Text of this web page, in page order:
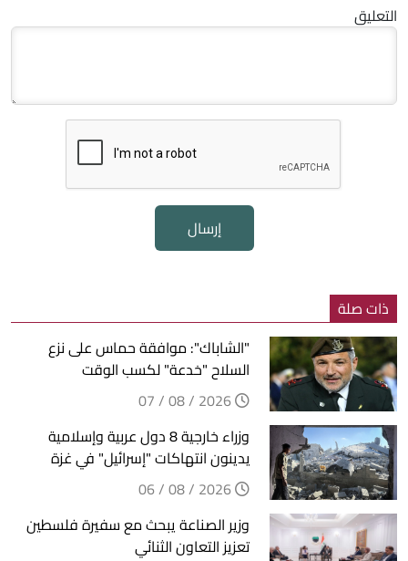
التعليق
إرسال
ذات صلة
"الشاباك": موافقة حماس على نزع
السلاح "خدعة" لكسب الوقت
وزراء خارجية 8 دول عربية وإسلامية
يدينون انتهاكات "إسرائيل" في غزة
وزير الصناعة يبحث مع سفيرة فلسطين
تعزيز التعاون الثنائي